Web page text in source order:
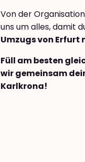
Von der
uns um alles, damit
Umzugs von Erfurt
Füll am besten
wir gemeinsam
Karlkrona!